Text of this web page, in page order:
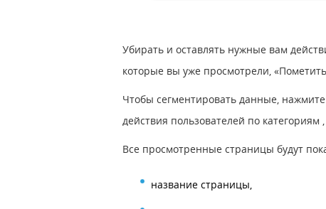
Убирать и оставлять нужные вам
которые вы уже просмотрели,
Чтобы сегментировать данные,
действия пользователей по
Все просмотренные страницы будут
название страницы,